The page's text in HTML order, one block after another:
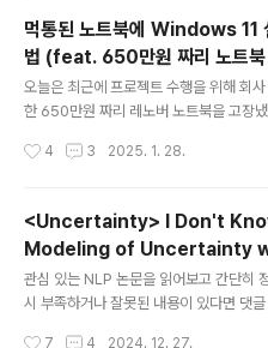
지도 그중 하나여서 멘토 자격으로 참여했
수료생인데 조금 다른 자격으로 교육 프로
감회가 새롭기도 하고.. 여튼 시상식은
었는데 다들 먼길 하는 입장이다보니 그냥
좀 그랬는지 사옥 투어를 시켜줬습니다.
기했습니다. 역시 대기업인가..? 각지고 푸
먹통된 노트북에 Windows 11
법 (feat. 650만원 짜리 노트북
장난 썰 & 레노버 USB 복구키
오늘은 최근에 프로젝트 수행을 위해 회
한 650만원 짜리 레노버 노트북을 고장
노트북을 직접 뜯어보고 만져볼 날이 오다
💀🪦결국 노트북은 정상적으로 복구 되
여러 이슈들이 있었고, 문제가 있는 노트
을 직접 촬영하거나 기록하지는 못해서
이에 공백이 존재할 수 있음을 미리 말씀
4 3 2025. 1. 28.
<Uncertainty> I Don't
Modeling of Uncertainty
K] Token (2024.12)
관심 있는 NLP 논문을 읽어보고 간단히
시 부족하거나 잘못된 내용이 있다면 댓
7 4 2024. 12. 27.